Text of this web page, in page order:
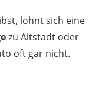
lohnt sich eine
zu Altstadt oder
oft gar nicht.